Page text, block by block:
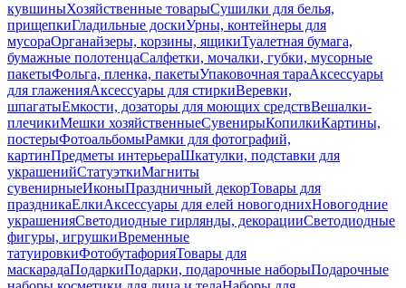
кувшиныХозяйственные товарыСушилки для белья,
прищепкиГладильные доскиУрны, контейнеры для
мусораОрганайзеры, корзины, ящикиТуалетная бумага,
бумажные полотенцаСалфетки, мочалки, губки, мусорные
пакетыФольга, пленка, пакетыУпаковочная тараАксессуары
для глаженияАксессуары для стиркиВеревки,
шпагатыЕмкости, дозаторы для моющих средствВешалки-
плечикиМешки хозяйственныеСувенирыКопилкиКартины,
постерыФотоальбомыРамки для фотографий,
картинПредметы интерьераШкатулки, подставки для
украшенийСтатуэткиМагниты
сувенирныеИконыПраздничный декорТовары для
праздникаЕлкиАксессуары для елей новогоднихНовогодние
украшенияСветодиодные гирлянды, декорацииСветодиодные
фигуры, игрушкиВременные
татуировкиФотобутафорияТовары для
маскарадаПодаркиПодарки, подарочные наборыПодарочные